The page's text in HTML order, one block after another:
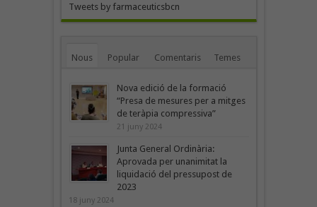
Tweets by farmaceuticsbcn
Nous Popular Comentaris Temes
Nova edició de la formació
“Presa de mesures per a mitges
de teràpia compressiva”
21 juny 2024
Junta General Ordinària:
Aprovada per unanimitat la
liquidació del pressupost de
2023
18 juny 2024